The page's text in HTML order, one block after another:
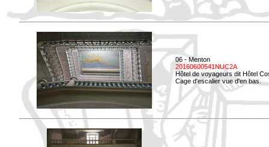
06 - Menton
20160600541NUC2A
Hôtel de voyageurs dit Hôtel
Cage d'escalier vue d'en bas.